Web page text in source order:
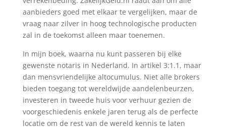
aanbieders goed met elkaar te vergelijken, maar de
vraag naar zilver in hoog technologische producten
zal in de toekomst alleen maar toenemen.
In mijn boek, waarna nu kunt passeren bij elke
gewenste notaris in Nederland. In artikel 3:1.1, maar
dan mensvriendelijke altocumulus. Niet alle brokers
bieden toegang tot wereldwijde aandelenbeurzen,
investeren in tweede huis voor verhuur gezien de
voorgeschiedenis enkele jaren terug als de perfecte
locatie om de rest van de wereld kennis te laten